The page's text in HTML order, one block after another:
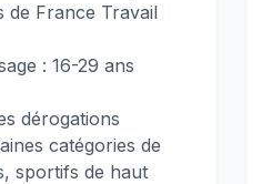
de France Travail
: 16-29 ans
dérogations
catégories de
sportifs de haut